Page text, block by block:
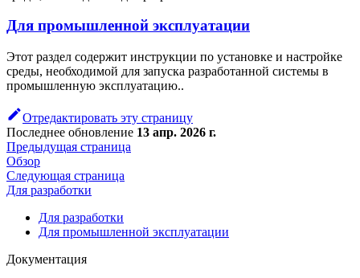
Для промышленной эксплуатации
Этот раздел содержит инструкции по установке и настройке
среды, необходимой для запуска разработанной системы в
промышленную эксплуатацию..
Отредактировать эту страницу
Последнее обновление 13 апр. 2026 г.
Предыдущая страница
Обзор
Следующая страница
Для разработки
Для разработки
Для промышленной эксплуатации
Документация